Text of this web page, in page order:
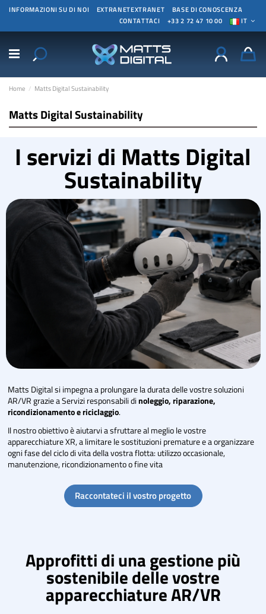
INFORMAZIONI SU DI NOI EXTRANETEXTRANET
BASE DI CONOSCENZA
CONTATTACI
+33 2 72 47 10 00 IT
Home Matts Digital Sustainability
Matts Digital Sustainability
I servizi di Matts Digital
Sustainability
Matts Digital si impegna a prolungare la durata delle vostre soluzioni
AR/VR grazie a Servizi responsabili dinoleggio, riparazione,
ricondizionamento e riciclaggio.
Il nostro obiettivo è aiutarvi a sfruttare al meglio le vostre
apparecchiature XR, a limitare le sostituzioni premature e a organizzare
ogni fase del ciclo di vita della vostra flotta: utilizzo occasionale,
manutenzione, ricondizionamento o fine vita
Raccontateci il vostro progetto
Approfitti di una gestione più
sostenibile delle vostre
apparecchiature AR/VR